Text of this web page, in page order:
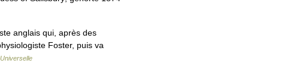
anglais qui, après des
Foster, puis va